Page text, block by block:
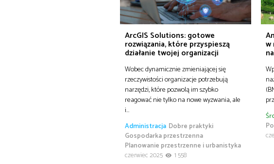
ArcGIS Solutions: gotowe
rozwiązania, które przyspieszą
działanie twojej organizacji
Wobec dynamicznie zmieniającej się
rzeczywistości organizacje potrzebują
narzędzi, które pozwolą im szybko
reagować nie tylko na nowe wyzwania, ale
i…
Administracja Dobre praktyki
Gospodarka przestrzenna
Planowanie przestrzenne i urbanistyka
czerwiec 2025
1 558
w